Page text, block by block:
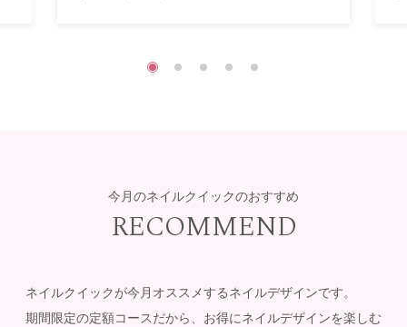
今月のネイルクイックのおすすめ
RECOMMEND
ネイルクイックが今月オススメするネイルデザインです。
期間限定の定額コースだから、お得にネイルデザインを楽しむ